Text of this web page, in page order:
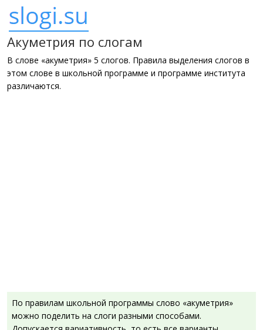
Акуметрия по слогам
В слове «акуметрия» 5 слогов. Правила выделения слогов в
этом слове в школьной программе и программе института
различаются.
По правилам школьной программы слово «акуметрия»
можно поделить на слоги разными способами.